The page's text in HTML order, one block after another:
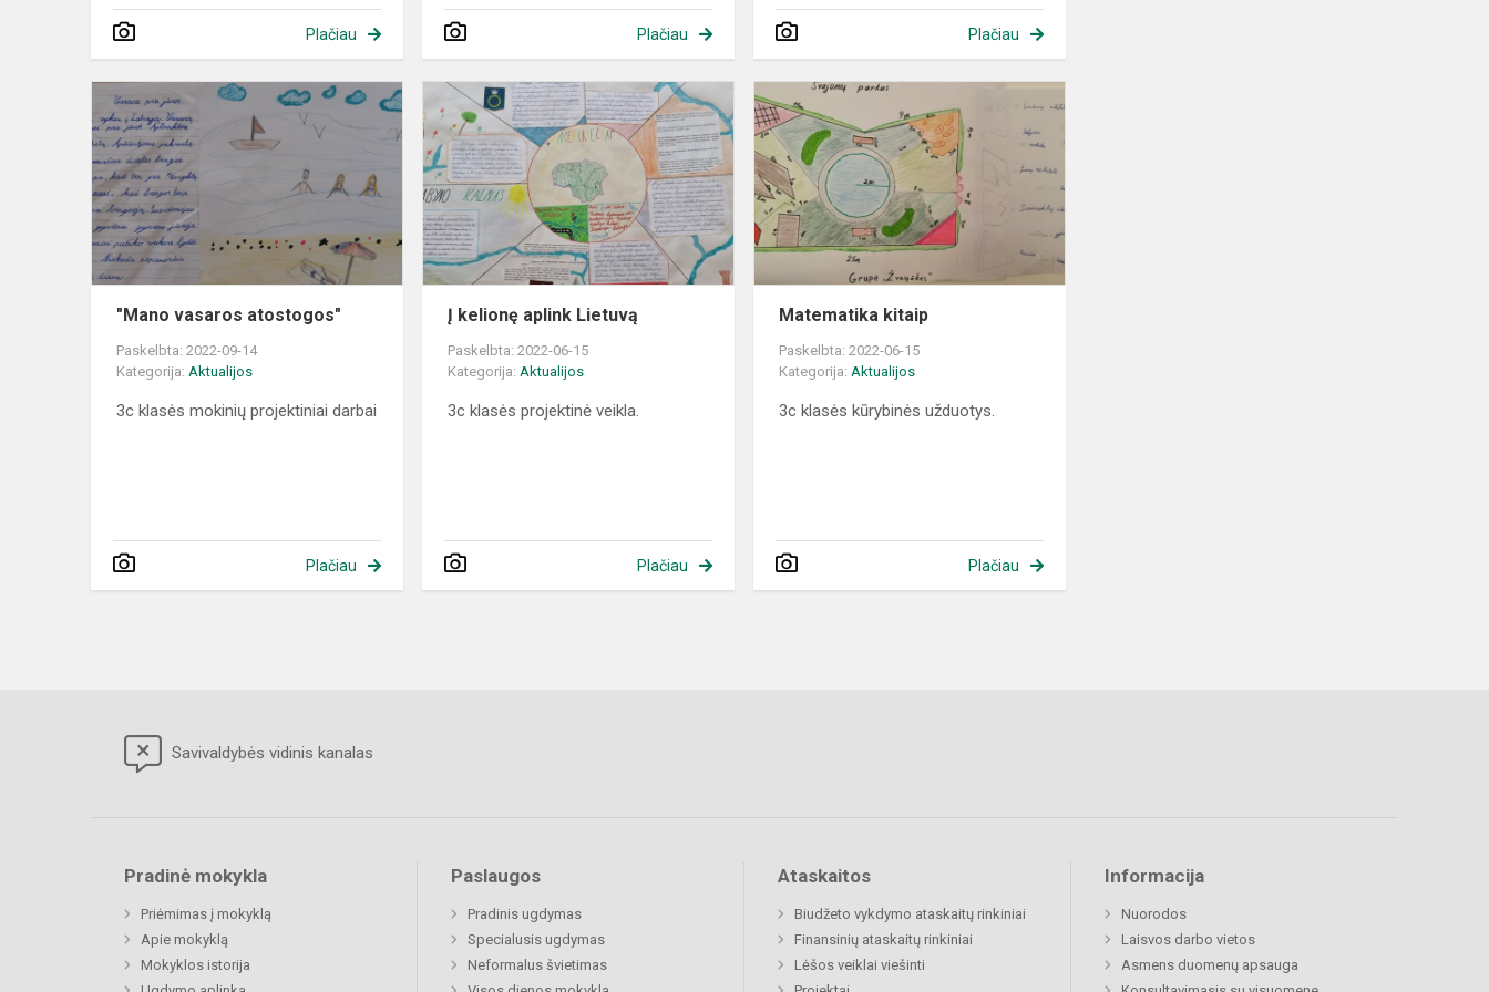
Plačiau Plačiau Plačiau
"Mano
vasaros
atostogos"
"Mano vasaros atostogos"
Paskelbta: 2022-09-14
Kategorija: Aktualijos
3c klasės mokinių projektiniai darbai
Plačiau
kelionę
aplink
Lietuvą
Į kelionę aplink Lietuvą
Paskelbta: 2022-06-15
Kategorija:Aktualijos
3c klasės projektinė veikla.
Plačiau
Matematika kitaip
Paskelbta: 2022-06-15
Kategorija:Aktualijos
3c klasės kūrybinės užduotys.
Plačiau
Savivaldybės vidinis kanalas
Pradinė mokykla
Priėmimas į mokyklą
Apie mokyklą
Mokyklos istorija
Paslaugos
Pradinis ugdymas
Specialusis ugdymas
Neformalus švietimas
Ataskaitos
Biudžeto vykdymo ataskaitų rinkiniai
Finansinių ataskaitų rinkiniai
Lėšos veiklai viešinti
Informacija
Nuorodos
Laisvos darbo vietos
Asmens duomenų apsauga